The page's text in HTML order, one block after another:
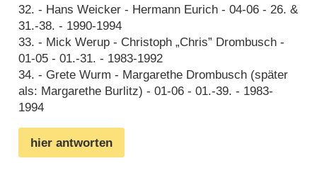
32. - Hans Weicker - Hermann Eurich - 04-06 - 26. &
31.-38. - 1990-1994
33. - Mick Werup - Christoph „Chris” Drombusch -
01-05 - 01.-31. - 1983-1992
34. - Grete Wurm - Margarethe Drombusch (später
als: Margarethe Burlitz) - 01-06 - 01.-39. - 1983-
1994
hier antworten